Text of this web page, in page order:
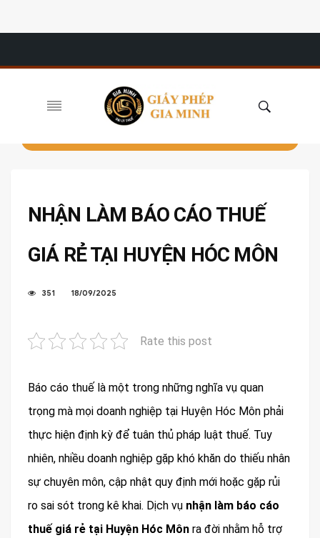
NHẬN LÀM BÁO CÁO THUẾ
GIÁ RẺ TẠI HUYỆN HÓC MÔN
351 18/09/2025
Rate this post
Báo cáo thuế là một trong những nghĩa vụ quan
trọng mà mọi doanh nghiệp tại Huyện Hóc Môn phải
thực hiện định kỳ để tuân thủ pháp luật thuế. Tuy
nhiên, nhiều doanh nghiệp gặp khó khăn do thiếu nhân
sự chuyên môn, cập nhật quy định mới hoặc gặp rủi
ro sai sót trong kê khai. Dịch vụ nhận làm báo cáo
thuế giá rẻ tại Huyện Hóc Môn ra đời nhằm hỗ trợ